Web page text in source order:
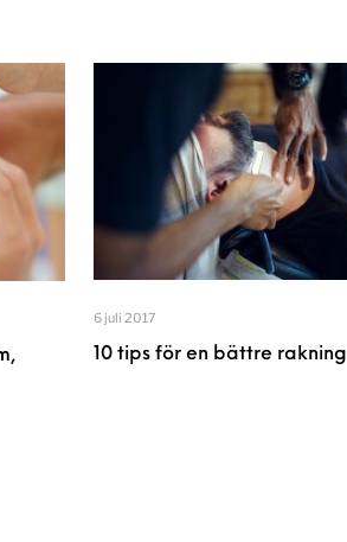
6 juli 2017
10 tips för en bättre rakning